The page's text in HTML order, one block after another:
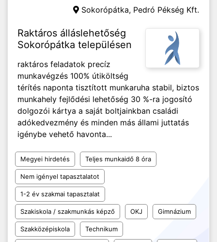
Sokorópátka, Pedró Pékség Kft.
Raktáros álláslehetőség
Sokorópátka településen
raktáros feladatok precíz
munkavégzés 100% útiköltség
térítés naponta tisztított munkaruha stabil, biztos
munkahely fejlődési lehetőség 30 %-ra jogosító
dolgozói kártya a saját boltjainkban családi
adókedvezmény és minden más állami juttatás
igénybe vehető havonta...
Megyei hirdetés Teljes munkaidő 8 óra
Nem igényel tapasztalatot
1-2 év szakmai tapasztalat
Szakiskola / szakmunkás képző OKJ Gimnázium
Szakközépiskola Technikum